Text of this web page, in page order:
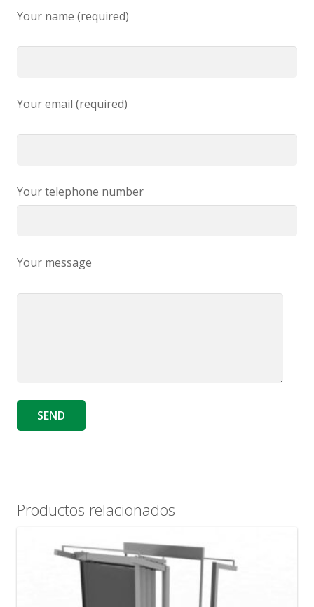
Your name (required)
Your email (required)
Your telephone number
Your message
Productos relacionados